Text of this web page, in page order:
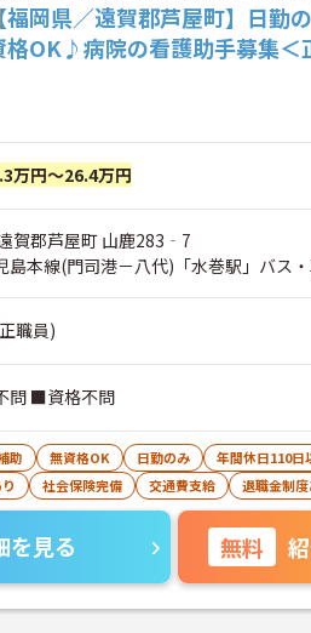
【福岡県／遠賀郡芦屋町】日勤
格OK♪病院の看護助手募集＜
万円～26.4万円
賀郡芦屋町 山鹿283‐7
島本線(門司港－八代)「水巻駅」バス
職員)
問 ■資格不問
助 無資格OK 日勤のみ
年間休日110日
社会保険完備 交通費支給 退職金制度
を見る 無料